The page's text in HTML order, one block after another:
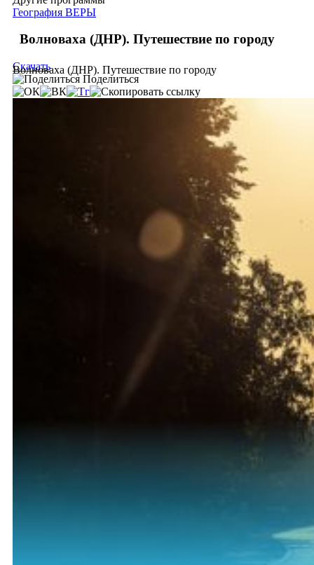
География ВЕРЫ
Волноваха (ДНР). Путешествие по городу
Волноваха (ДНР). Путешествие по городу
Скачать
Поделиться